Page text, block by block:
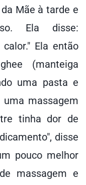
Mãe à tarde e
Ela disse:
Ela então
(manteiga
uma pasta e
massagem
tinha dor de
disse
pouco melhor
massagem e